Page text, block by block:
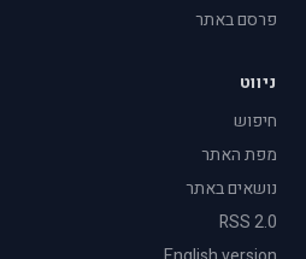
פרסם באתר
ניווט
חיפוש
מפת האתר
נושאים באתר
RSS 2.0